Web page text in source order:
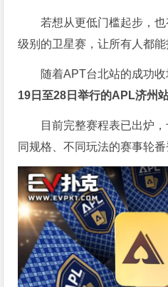
若想从更低门槛起步，
级别的卫星赛，让所有人都能
随着APT台北站的成功
19 日至28 日举行的APL济州
目前完整赛程表已出炉
同规格、不同玩法的赛事轮番